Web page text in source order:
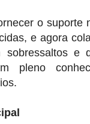
o suporte
e agora
e
pleno